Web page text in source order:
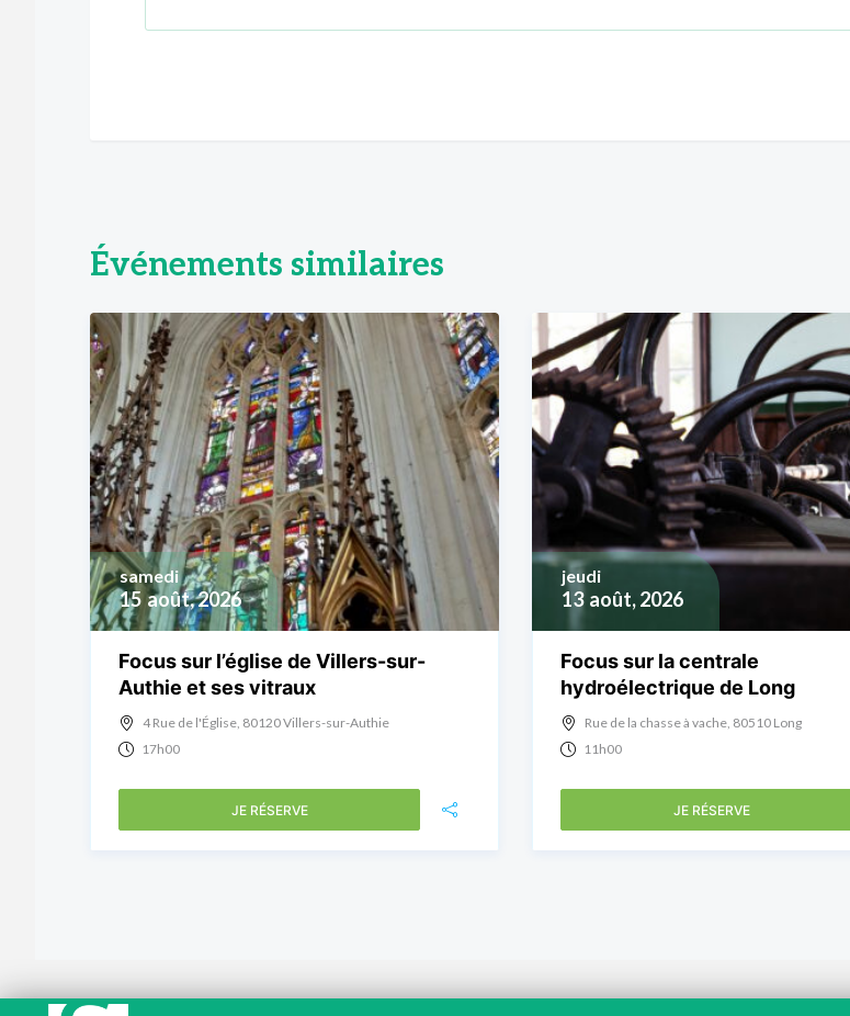
Événements similaires
15 août, 2026
samedi
Focus sur l’église de Villers-sur-
Authie et ses vitraux
4 Rue de l'Église, 80120 Villers-sur-Authie
17h00
JE RÉSERVE
13 août, 2026
jeudi
Focus sur la centrale
hydroélectrique de Long
Rue de la chasse à vache, 80510 Long
11h00
JE RÉSERVE